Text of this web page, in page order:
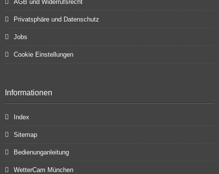
AGB und Widerrufsrecht
Privatsphäre und Datenschutz
Jobs
Cookie Einstellungen
Informationen
Index
Sitemap
Bedienunganleitung
WetterCam München